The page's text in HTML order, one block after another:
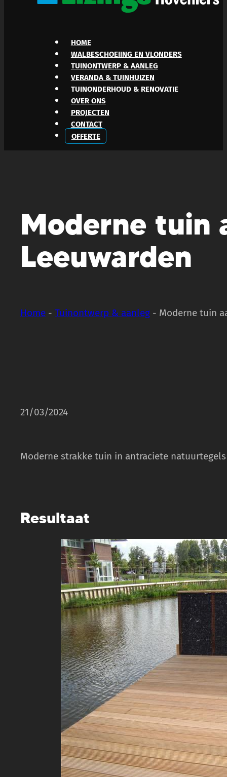
HOME
WALBESCHOEIING EN VLONDERS
TUINONTWERP & AANLEG
VERANDA & TUINHUIZEN
TUINONDERHOUD & RENOVATIE
OVER ONS
PROJECTEN
CONTACT
OFFERTE
Moderne tuin
Leeuwarden
Home - Tuinontwerp & aanleg - Moderne tuin
21/03/2024
Moderne strakke tuin in antraciete
Resultaat